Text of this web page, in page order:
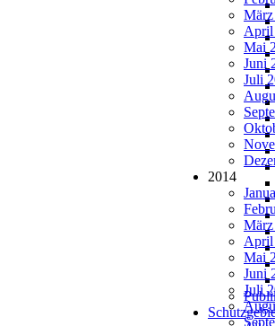
April
Mai
Juni
Juli
2014
April
Mai
Juni
Juli